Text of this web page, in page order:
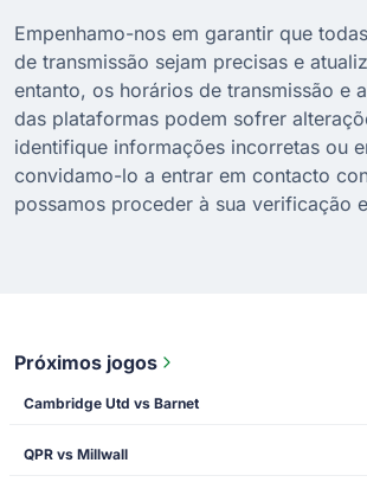
Empenhamo-nos em garantir que
de transmissão sejam precisas e
entanto, os horários de transmissão e
das plataformas podem sofrer
identifique informações incorretas ou
convidamo-lo a entrar em contacto
possamos proceder à sua verificação
Próximos jogos
Cambridge Utd vs Barnet
QPR vs Millwall